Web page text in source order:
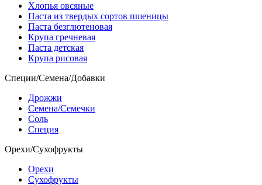
Хлопья овсяные
Паста из твердых сортов пшеницы
Паста безглютеновая
Крупа гречневая
Паста детская
Крупа рисовая
Специи/Семена/Добавки
Дрожжи
Семена/Семечки
Соль
Специя
Орехи/Сухофрукты
Орехи
Сухофрукты